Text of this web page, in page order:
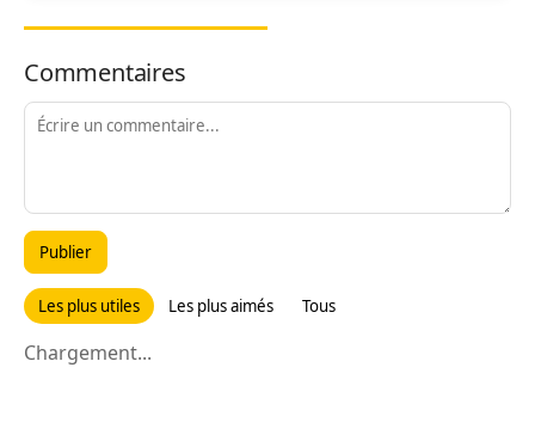
Commentaires
Publier
Les plus utiles Les plus aimés Tous
Chargement...